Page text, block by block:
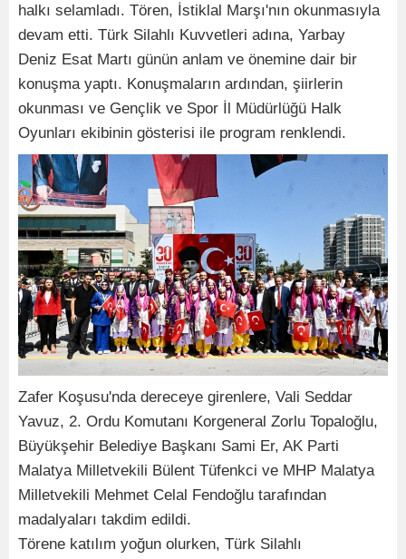
halkı selamladı. Tören, İstiklal Marşı'nın okunmasıyla
devam etti. Türk Silahlı Kuvvetleri adına, Yarbay
Deniz Esat Martı günün anlam ve önemine dair bir
konuşma yaptı. Konuşmaların ardından, şiirlerin
okunması ve Gençlik ve Spor İl Müdürlüğü Halk
Oyunları ekibinin gösterisi ile program renklendi.
Zafer Koşusu'nda dereceye girenlere, Vali Seddar
Yavuz, 2. Ordu Komutanı Korgeneral Zorlu Topaloğlu,
Büyükşehir Belediye Başkanı Sami Er, AK Parti
Malatya Milletvekili Bülent Tüfenkci ve MHP Malatya
Milletvekili Mehmet Celal Fendoğlu tarafından
madalyaları takdim edildi.
Törene katılım yoğun olurken, Türk Silahlı